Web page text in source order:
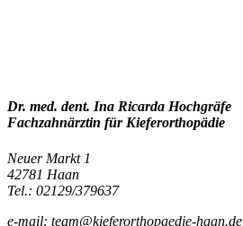
Dr. med. dent. Ina Ricarda Hochgräfe
Fachzahnärztin für Kieferorthopädie
Neuer Markt 1
42781 Haan
Tel.: 02129/379637
e-mail: team@kieferorthopaedie-haan.de